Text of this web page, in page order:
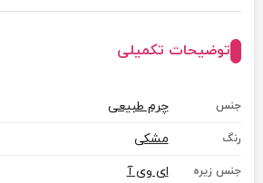
توضیحات تکمیلی
جنس چرم طبیعی
رنگ مشکی
جنس زیره ای وی آ